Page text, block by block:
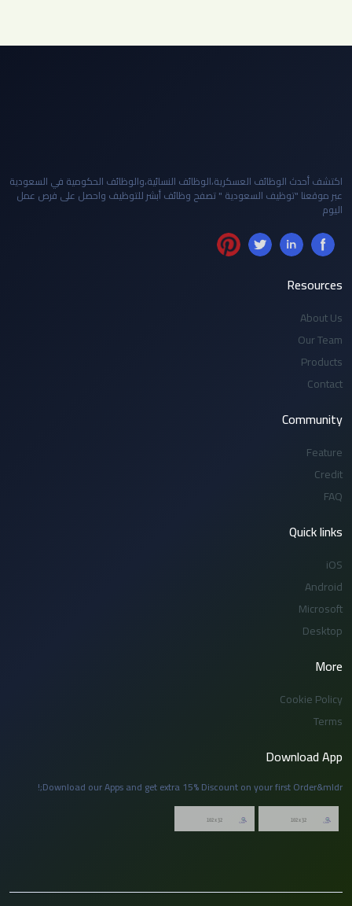
اكتشف أحدث الوظائف العسكرية،الوظائف النسائية،والوظائف الحكومية في السعودية
عبر موقعنا "توظيف السعودية " تصفح وظائف أبشر للتوظيف واحصل على فرص عمل
اليوم
Resources
About Us
Our Team
Products
Contact
Community
Feature
Credit
FAQ
Quick links
iOS
Android
Microsoft
Desktop
More
Cookie Policy
Terms
Download App
Download our Apps and get extra 15% Discount on your first Order&mldr;!